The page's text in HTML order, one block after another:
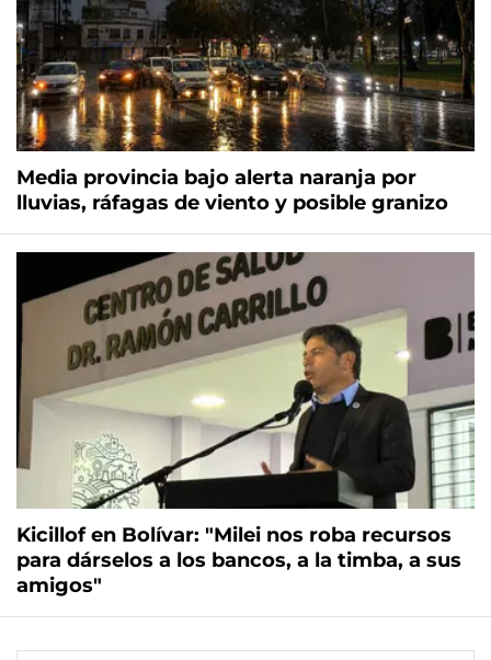
Media provincia bajo alerta naranja por
lluvias, ráfagas de viento y posible granizo
Kicillof en Bolívar: "Milei nos roba recursos
para dárselos a los bancos, a la timba, a sus
amigos"